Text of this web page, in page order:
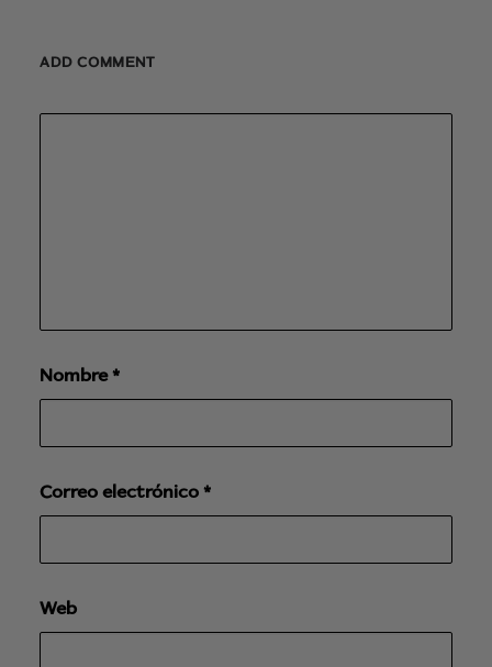
ADD COMMENT
Nombre*
Correo electrónico *
Web